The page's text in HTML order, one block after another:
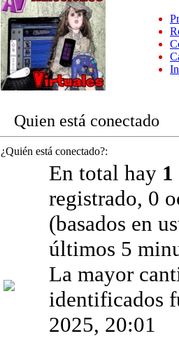
Quien está conectado
¿Quién está conectado?:
En total hay 1
registrado, 0
(basados en
últimos 5
La mayor
identificados
2025, 20:01